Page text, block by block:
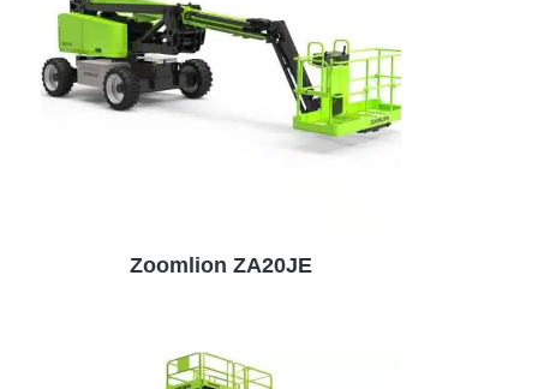
Zoomlion ZA20JE